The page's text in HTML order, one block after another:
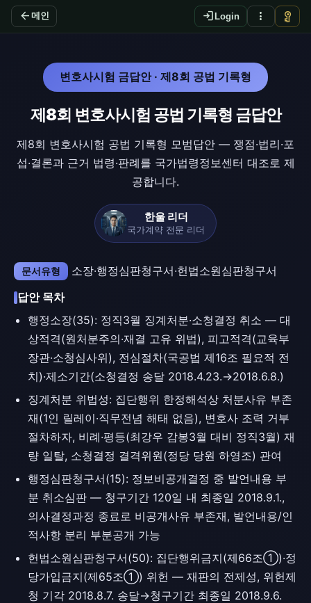
arrow_back 메인 login Login more_vert vpn_key
변호사시험 금답안 · 제8회 공법 기록형
제8회 변호사시험 공법 기록형 금답안
제8회 변호사시험 공법 기록형 모범답안 — 쟁점·법리·포
섭·결론과 근거 법령·판례를 국가법령정보센터 대조로 제
공합니다.
한울 리더
국가계약 전문 리더
문서유형
소장·행정심판청구서·헌법소원심판청구서
답안 목차
행정소장(35): 정직3월 징계처분·소청결정 취소 — 대
상적격(원처분주의·재결 고유 위법), 피고적격(교육부
장관·소청심사위), 전심절차(국공법 제16조 필요적 전
치)·제소기간(소청결정 송달 2018.4.23.→2018.6.8.)
징계처분 위법성: 집단행위 한정해석상 처분사유 부존
재(1인 릴레이·직무전념 해태 없음), 변호사 조력 거부
절차하자, 비례·평등(최강우 감봉3월 대비 정직3월) 재
량 일탈, 소청결정 결격위원(정당 당원 하영조) 관여
행정심판청구서(15): 정보비공개결정 중 발언내용 부
분 취소심판 — 청구기간 120일 내 최종일 2018.9.1.,
의사결정과정 종료로 비공개사유 부존재, 발언내용/인
적사항 분리 부분공개 가능
헌법소원심판청구서(50): 집단행위금지(제66조①)·정
당가입금지(제65조①) 위헌 — 재판의 전제성, 위헌제
청 기각 2018.8.7. 송달→청구기간 최종일 2018.9.6.